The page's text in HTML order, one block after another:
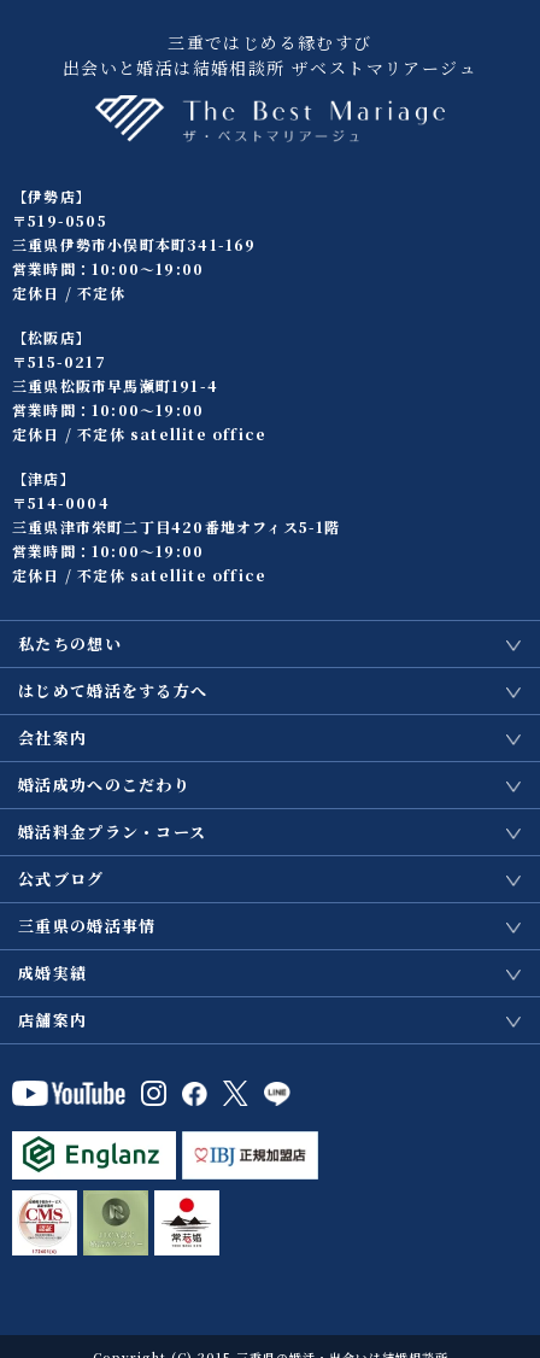
三重ではじめる縁むすび
出会いと婚活は結婚相談所 ザベストマリアージュ
【伊勢店】
〒519-0505
三重県伊勢市小俣町本町341-169
営業時間：10:00〜19:00
定休日 / 不定休
【松阪店】
〒515-0217
三重県松阪市早馬瀬町191-4
営業時間：10:00〜19:00
定休日 / 不定休 satellite office
【津店】
〒514-0004
三重県津市栄町二丁目420番地オフィス5-1階
営業時間：10:00〜19:00
定休日 / 不定休 satellite office
私たちの想い
はじめて婚活をする方へ
会社案内
婚活成功へのこだわり
婚活料金プラン・コース
公式ブログ
三重県の婚活事情
成婚実績
店舗案内